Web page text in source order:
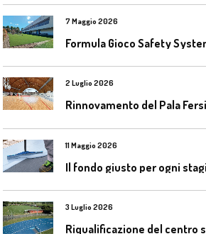
7 Maggio 2026
2 Luglio 2026
Rinnovamento del Pala
11 Maggio 2026
3 Luglio 2026